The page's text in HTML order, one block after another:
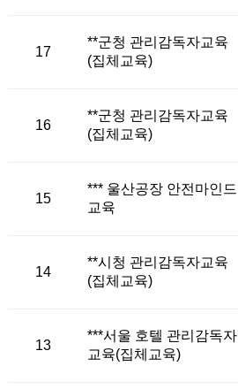
17
**군청 관리감독자교육
(집체교육)
16
**군청 관리감독자교육
(집체교육)
15
*** 울산공장 안전마인드
교육
14
**시청 관리감독자교육
(집체교육)
13
***서울 호텔 관리감독자
교육(집체교육)